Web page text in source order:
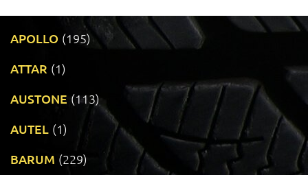
APOLLO (195)
ATTAR (1)
AUSTONE (113)
AUTEL (1)
BARUM (229)